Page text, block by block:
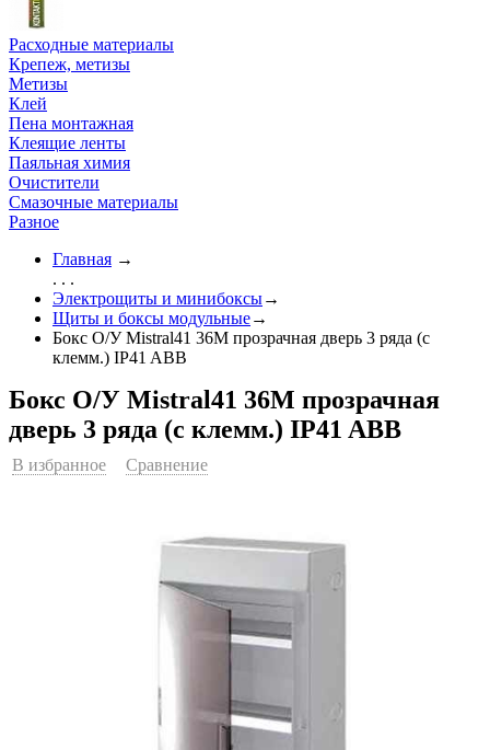
Расходные материалы
Крепеж, метизы
Метизы
Клей
Пена монтажная
Клеящие ленты
Паяльная химия
Очистители
Смазочные материалы
Разное
Главная →
. . .
Электрощиты и минибоксы→
Щиты и боксы модульные→
Бокс О/У Mistral41 36М прозрачная дверь 3 ряда (с
клемм.) IP41 ABB
Бокс О/У Mistral41 36М прозрачная
дверь 3 ряда (с клемм.) IP41 ABB
В избранное Сравнение